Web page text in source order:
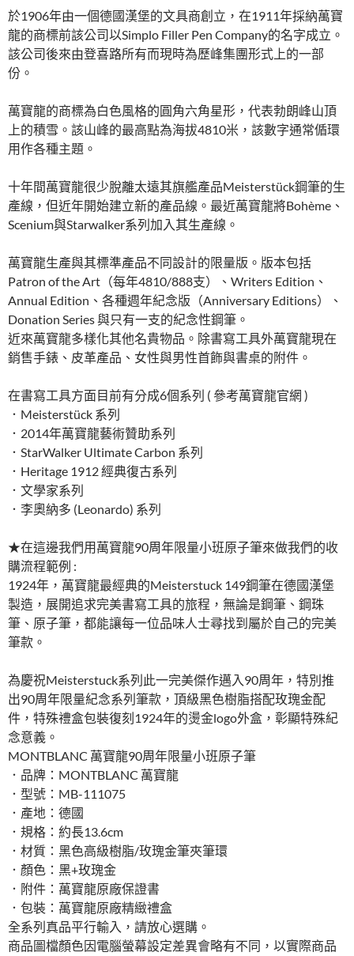
於1906年由一個德國漢堡的文具商創立，在1911年採納萬寶
龍的商標前該公司以Simplo Filler Pen Company的名字成立。
該公司後來由登喜路所有而現時為歷峰集團形式上的一部
份。
萬寶龍的商標為白色風格的圓角六角星形，代表勃朗峰山頂
上的積雪。該山峰的最高點為海拔4810米，該數字通常偱環
用作各種主題。
十年間萬寶龍很少脫離太遠其旗艦產品Meisterstück鋼筆的生
產線，但近年開始建立新的產品線。最近萬寶龍將Bohème、
Scenium與Starwalker系列加入其生產線。
萬寶龍生產與其標準產品不同設計的限量版。版本包括
Patron of the Art（每年4810/888支）、Writers Edition、
Annual Edition、各種週年紀念版（Anniversary Editions）、
Donation Series 與只有一支的紀念性鋼筆。
近來萬寶龍多樣化其他名貴物品。除書寫工具外萬寶龍現在
銷售手錶、皮革產品、女性與男性首飾與書桌的附件。
在書寫工具方面目前有分成6個系列 ( 參考萬寶龍官網 )
．Meisterstück 系列
．2014年萬寶龍藝術贊助系列
．StarWalker Ultimate Carbon 系列
．Heritage 1912 經典復古系列
．文學家系列
．李奧納多 (Leonardo) 系列
★在這邊我們用萬寶龍90周年限量小班原子筆來做我們的收
購流程範例 :
1924年，萬寶龍最經典的Meisterstuck 149鋼筆在德國漢堡
製造，展開追求完美書寫工具的旅程，無論是鋼筆、鋼珠
筆、原子筆，都能讓每一位品味人士尋找到屬於自己的完美
筆款。
為慶祝Meisterstuck系列此一完美傑作邁入90周年，特別推
出90周年限量紀念系列筆款，頂級黑色樹脂搭配玫瑰金配
件，特殊禮盒包裝復刻1924年的燙金logo外盒，彰顯特殊紀
念意義。
MONTBLANC 萬寶龍90周年限量小班原子筆
．品牌：MONTBLANC 萬寶龍
．型號：MB-111075
．產地：德國
．規格：約長13.6cm
．材質：黑色高級樹脂/玫瑰金筆夾筆環
．顏色：黑+玫瑰金
．附件：萬寶龍原廠保證書
．包裝：萬寶龍原廠精緻禮盒
全系列真品平行輸入，請放心選購。
商品圖檔顏色因電腦螢幕設定差異會略有不同，以實際商品